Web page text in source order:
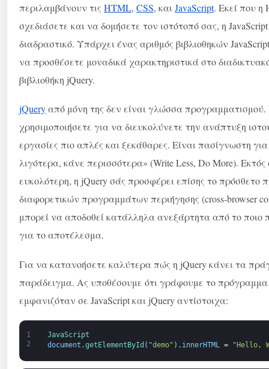
περιλαμβάνουν τις HTML, CSS, καιJavaScript. Εκεί που η
σχεδιάσετε και να δομήσετε τον ιστότοπό σας, η
διαδραστικό. Υπάρχει ένας αριθμός βιβλιοθηκών
να προσθέσετε μοναδικά χαρακτηριστικά στο
βιβλιοθήκη jQuery.
jQueryαπό μόνη της δεν είναι γλώσσα
χρησιμοποιήσετε για να διευκολύνετε την ανάπτυξη
εργασίες πιο απλές και ξεκάθαρες. Είναι πασίγνωστη
λιγότερα, κάνε περισσότερα» (Write Less, Do More).
ευκολότερη, η jQuery σάς προσφέρει επίσης το πρόσθετο
διαφορετικών προγραμμάτων περιήγησης (cross-browser
μπορεί να αποδοθεί κατάλληλα ανεξάρτητα από το ποιο
για το αποτέλεσμα.
Για να κατανοήσετε καλύτερα πώς η jQuery κάνει τα
παράδειγμα. Ας υποθέσουμε ότι γράφουμε το
εμφανιζόταν σε JavaScript και jQuery αντίστοιχα:
1
2
JavaScript
document .getElementById ( "demo" ) . innerHTML = "Hello,